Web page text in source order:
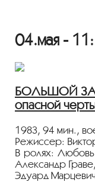
командование
Войска
вражеских
которую
Показ
Госфильмофонда
«ПЕРСОНА.
04.мая -
БОЛЬШОЙ
опасной
1983, 94 мин.,
Режиссер:
В ролях:
Александр
Эдуард